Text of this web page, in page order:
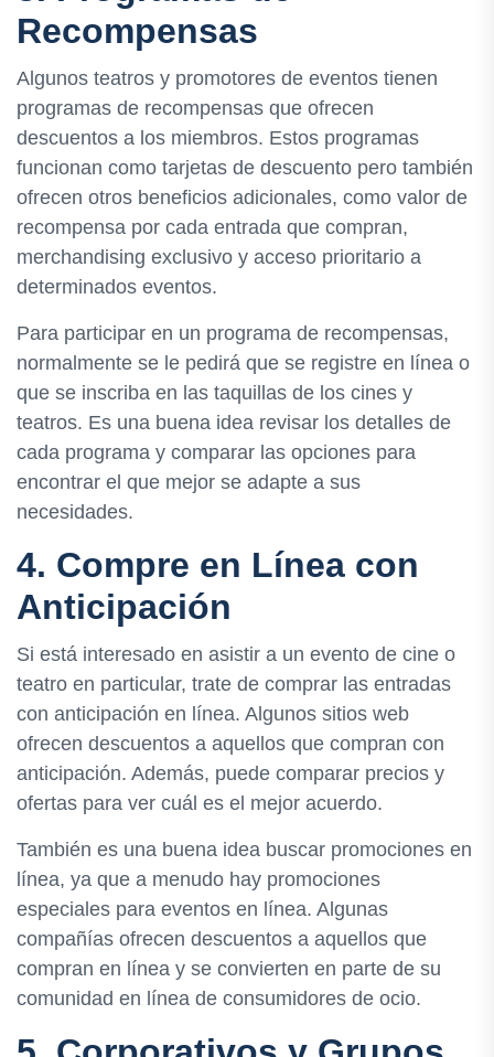
Recompensas
Algunos teatros y promotores de eventos tienen
programas de recompensas que ofrecen
descuentos a los miembros. Estos programas
funcionan como tarjetas de descuento pero también
ofrecen otros beneficios adicionales, como valor de
recompensa por cada entrada que compran,
merchandising exclusivo y acceso prioritario a
determinados eventos.
Para participar en un programa de recompensas,
normalmente se le pedirá que se registre en línea o
que se inscriba en las taquillas de los cines y
teatros. Es una buena idea revisar los detalles de
cada programa y comparar las opciones para
encontrar el que mejor se adapte a sus
necesidades.
4. Compre en Línea con
Anticipación
Si está interesado en asistir a un evento de cine o
teatro en particular, trate de comprar las entradas
con anticipación en línea. Algunos sitios web
ofrecen descuentos a aquellos que compran con
anticipación. Además, puede comparar precios y
ofertas para ver cuál es el mejor acuerdo.
También es una buena idea buscar promociones en
línea, ya que a menudo hay promociones
especiales para eventos en línea. Algunas
compañías ofrecen descuentos a aquellos que
compran en línea y se convierten en parte de su
comunidad en línea de consumidores de ocio.